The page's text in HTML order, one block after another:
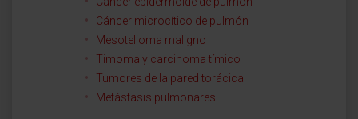
Cáncer microcítico de pulmón
Mesotelioma maligno
Timoma y carcinoma tímico
Tumores de la pared torácica
Metástasis pulmonares